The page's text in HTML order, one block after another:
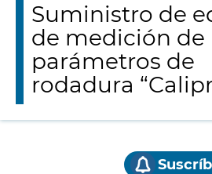
Suministro de
de medición de
parámetros de
rodadura